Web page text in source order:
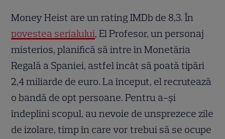
Money Heist are un rating IMDb de 8,3. În
povestea serialului, El Profesor, un personaj
misterios, planifică să intre în Monetăria
Regală a Spaniei, astfel încât să poată tipări
2,4 miliarde de euro. La început, el recrutează
o bandă de opt persoane. Pentru a-și
îndeplini scopul, au nevoie de unsprezece zile
de izolare, timp în care vor trebui să se ocupe